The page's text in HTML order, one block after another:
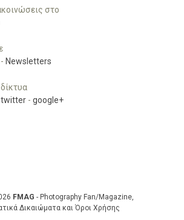
στο
- Newsletters
twitter - google+
FMAG - Photography Fan/Magazine,
Δικαιώματα και Όροι Χρήσης